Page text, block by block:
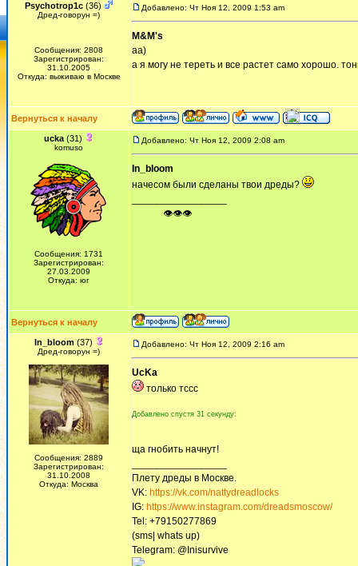
Psychotrop1c (36)
Дред-говорун =)
Сообщения: 2808
Зарегистрирован:
31.10.2005
Откуда: выживаю в Москве
Добавлено: Чт Ноя 12, 2009 1:53 am
M&M's
аа)
а я могу не тереть и все растет само хорошо.
Вернуться к началу
ucka (31)
komuso
Сообщения: 1731
Зарегистрирован:
27.03.2009
Откуда: юг
Добавлено: Чт Ноя 12, 2009 2:08 am
In_bloom
начесом были сделаны твои дреды?
ᅠ ᅠ ᅠ👁👁👁
Вернуться к началу
In_bloom(37)
Дред-говорун =)
Сообщения: 2889
Зарегистрирован:
31.10.2008
Откуда: Москва
Добавлено: Чт Ноя 12, 2009 2:16 am
UcKa
только тссс
Добавлено спустя 31 секунду:
ща гнобить начнут!
Плету дреды в Москве.
VK: https://vk.com/nattydreadlocks
IG: https://www.instagram.com/dreadsmoscow/
Tel: +79150277869
(sms| whats up)
Telegram: @Inisurvive